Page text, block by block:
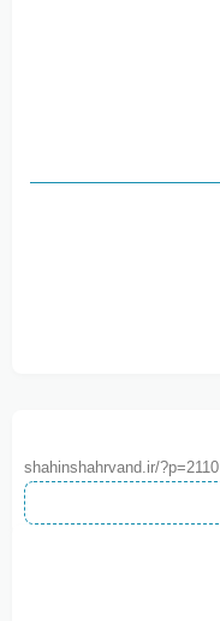
shahinshahrvand.ir/?p=2110